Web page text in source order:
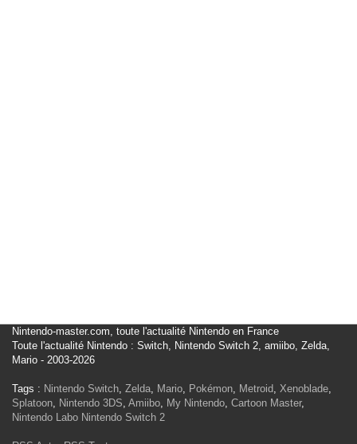
Nintendo-master.com, toute l'actualité Nintendo en France
Toute l'actualité Nintendo : Switch, Nintendo Switch 2, amiibo, Zelda,
Mario - 2003-2026
Tags : Nintendo Switch, Zelda, Mario, Pokémon, Metroid, Xenoblade,
Splatoon, Nintendo 3DS, Amiibo, My Nintendo, Cartoon Master,
Nintendo Labo Nintendo Switch 2